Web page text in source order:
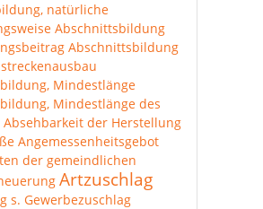
natürliche
Abschnittsbildung
Abschnittsbildung
Mindestlänge
Mindestlänge des
Absehbarkeit der Herstellung
Angemessenheitsgebot
der gemeindlichen
Artzuschlag
s. Gewerbezuschlag